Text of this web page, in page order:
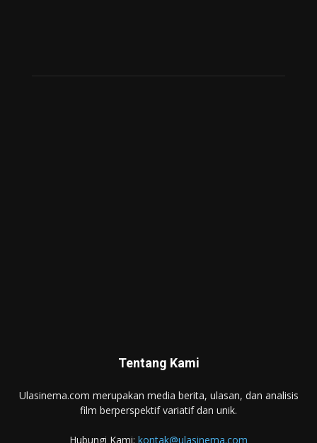
Tentang Kami
Ulasinema.com merupakan media berita, ulasan, dan analisis
film berperspektif variatif dan unik.
Hubungi Kami: kontak@ulasinema.com